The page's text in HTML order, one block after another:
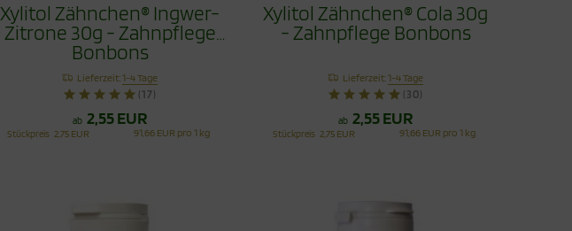
Xylitol Zähnchen® Ingwer-
Zitrone 30g - Zahnpflege
Bonbons
Lieferzeit:1-4 Tage
(17)
ab 2,55 EUR
Stückpreis 2,75 EUR 91,66 EUR pro 1 kg
Xylitol Zähnchen® Cola 30g
- Zahnpflege Bonbons
Lieferzeit:1-4 Tage
(30)
ab 2,55 EUR
Stückpreis 2,75 EUR 91,66 EUR pro 1 kg